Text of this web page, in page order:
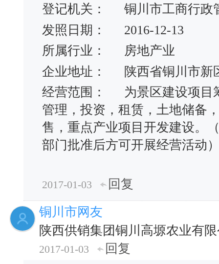
登记机关：
铜川市工商行政
发照日期：
2016-12-13
所属行业：
房地产业
企业地址：
陕西省铜川市新
经营范围：
为景区建设项目
管理，投资，租赁，土地储备
售，重点产业项目开发建设。
部门批准后方可开展经营活动
2017-01-03
回复
铜川市网友
陕西供销集团铜川高塬农业有
2017-01-03
回复